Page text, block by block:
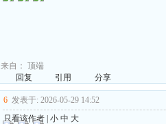
来自： 顶端
回复
引用 分享
6 发表于: 2026-05-29 14:52
只看该作者 小 中 大